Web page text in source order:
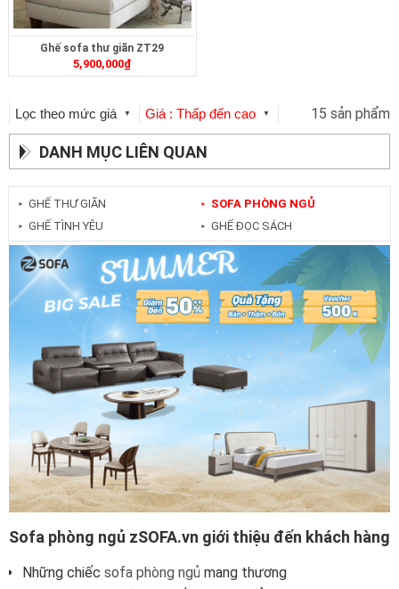
Ghế sofa thư giãn ZT29
5,900,000₫
Lọc theo mức giá ▼ Giá : Thấp đến cao ▼ 15 sản phẩm
DANH MỤC LIÊN QUAN
► GHẾ THƯ GIÃN
► GHẾ TÌNH YÊU
► SOFA PHÒNG NGỦ
► GHẾ ĐỌC SÁCH
Sofa phòng ngủ zSOFA.vn giới thiệu đến khách hàng
Những chiếc sofa phòng ngủ mang thương